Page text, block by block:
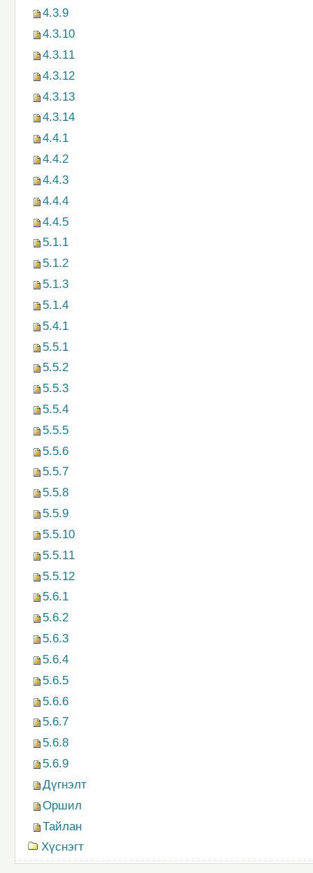
4.3.9
4.3.10
4.3.11
4.3.12
4.3.13
4.3.14
4.4.1
4.4.2
4.4.3
4.4.4
4.4.5
5.1.1
5.1.2
5.1.3
5.1.4
5.4.1
5.5.1
5.5.2
5.5.3
5.5.4
5.5.5
5.5.6
5.5.7
5.5.8
5.5.9
5.5.10
5.5.11
5.5.12
5.6.1
5.6.2
5.6.3
5.6.4
5.6.5
5.6.6
5.6.7
5.6.8
5.6.9
Дүгнэлт
Оршил
Тайлан
Хүснэгт